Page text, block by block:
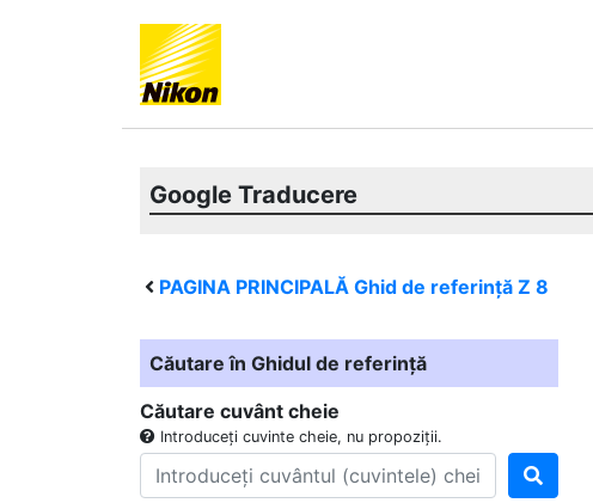
Google Traducere
PAGINA PRINCIPALĂ Ghid de referință Z 8
Căutare în Ghidul de referință
Căutare cuvânt cheie
Introduceți cuvinte cheie, nu propoziții.